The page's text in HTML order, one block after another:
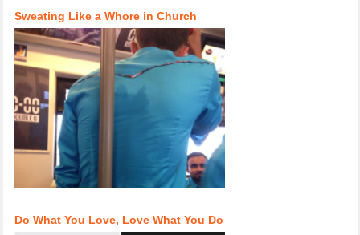
Sweating Like a Whore in Church
Do What You Love, Love What You Do